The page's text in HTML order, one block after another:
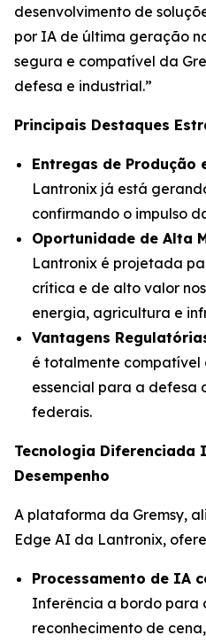
desenvolvimento de
por IA de última geração
segura e compatível da
defesa e industrial.”
Principais Destaques
Entregas de Produção
Lantronix já está
confirmando o impulso
Oportunidade de Alta
Lantronix é projetada
crítica e de alto valor
energia, agricultura e
Vantagens
é totalmente compatível
essencial para a defesa
federais.
Tecnologia Diferenciada
Desempenho
A plataforma da Gremsy,
Edge AI da Lantronix,
Processamento de IA
Inferência a bordo para
reconhecimento de